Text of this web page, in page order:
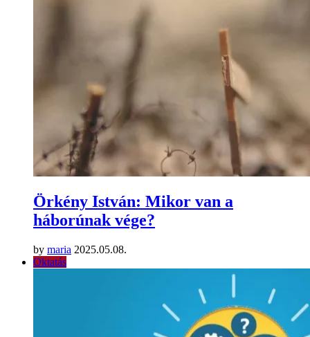
Örkény István: Mikor van a
háborúnak vége?
by maria 2025.05.08.
Oktatás